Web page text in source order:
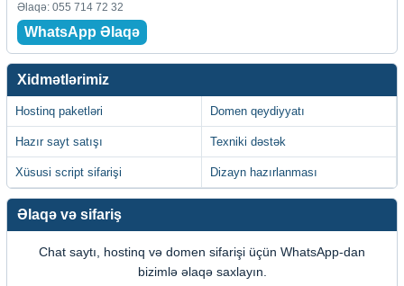
Əlaqə: 055 714 72 32
WhatsApp Əlaqə
Xidmətlərimiz
Hostinq paketləri Domen qeydiyyatı
Hazır sayt satışı Texniki dəstək
Xüsusi script sifarişi Dizayn hazırlanması
Əlaqə və sifariş
Chat saytı, hostinq və domen sifarişi üçün WhatsApp-dan
bizimlə əlaqə saxlayın.